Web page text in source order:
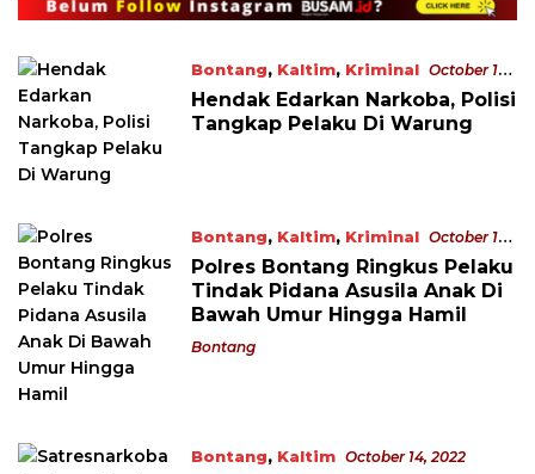
Bontang, Kaltim, Kriminal October 18,
2022
Hendak Edarkan Narkoba, Polisi
Tangkap Pelaku Di Warung
Bontang, Kaltim, Kriminal October 16,
2022
Polres Bontang Ringkus Pelaku
Tindak Pidana Asusila Anak Di
Bawah Umur Hingga Hamil
Bontang
Bontang, Kaltim October 14, 2022